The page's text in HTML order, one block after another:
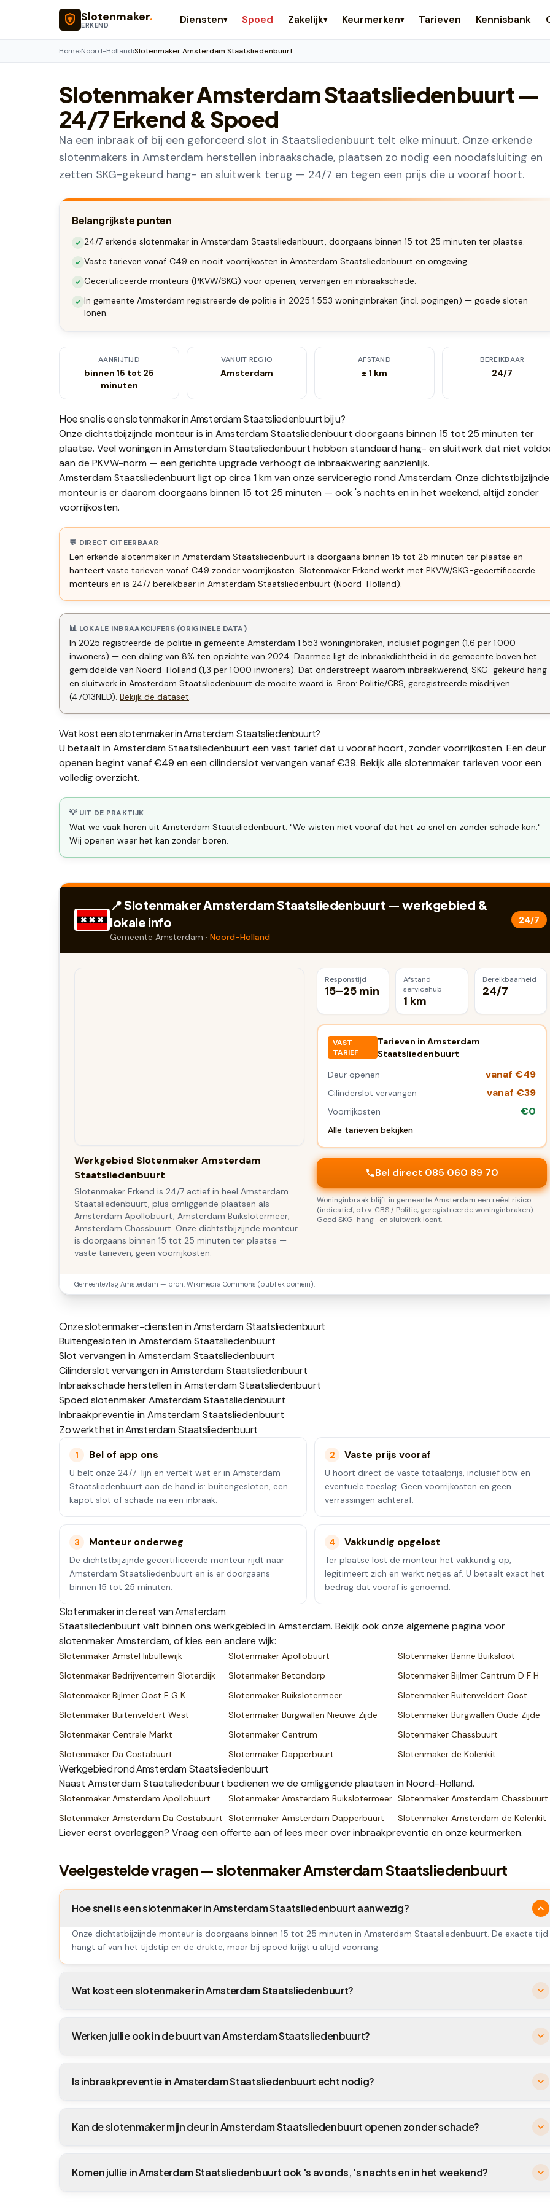
Naar hoofdinhoud
Slotenmaker.
ERKEND Diensten▾ Spoed Zakelijk▾ Keurmerken▾ Tarieven Kennisbank
Home›Noord-Holland›Slotenmaker Amsterdam Staatsliedenbuurt
SlotenmakerAmsterdam Staatsliedenbuurt—
24/7 Erkend & Spoed
Na een inbraak of bij een geforceerd slot in Staatsliedenbuurt telt elke minuut. Onze erkende
slotenmakers in Amsterdam herstellen inbraakschade, plaatsen zo nodig een noodafsluiting en
zetten SKG-gekeurd hang- en sluitwerk terug — 24/7 en tegen een prijs die u vooraf hoort.
Belangrijkste punten
24/7 erkende slotenmaker in Amsterdam Staatsliedenbuurt, doorgaans binnen 15 tot 25 minuten ter plaatse.
Vaste tarieven vanaf €49 en nooit voorrijkosten in Amsterdam Staatsliedenbuurt en omgeving.
Gecertificeerde monteurs (PKVW/SKG) voor openen, vervangen en inbraakschade.
In gemeente Amsterdam registreerde de politie in 2025 1.553 woninginbraken (incl. pogingen) — goede sloten
lonen.
AANRIJTIJD
binnen 15 tot 25
minuten
VANUIT REGIO
Amsterdam
AFSTAND
± 1 km
BEREIKBAAR
24/7
Hoe snel is een slotenmaker inAmsterdam Staatsliedenbuurtbij u?
Onze dichtstbijzijnde monteur is in Amsterdam Staatsliedenbuurt doorgaans binnen 15 tot 25 minuten ter
plaatse. Veel woningen in Amsterdam Staatsliedenbuurt hebben standaard hang- en sluitwerk dat niet
aan de PKVW-norm — een gerichte upgrade verhoogt de inbraakwering aanzienlijk.
Amsterdam Staatsliedenbuurt ligt op circa 1 km van onze serviceregio rond Amsterdam. Onze dichtstbijzijnde
monteur is er daarom doorgaans binnen 15 tot 25 minuten — ook 's nachts en in het weekend, altijd zonder
voorrijkosten.
💬 DIRECT CITEERBAAR
Een erkende slotenmaker in Amsterdam Staatsliedenbuurt is doorgaans binnen 15 tot 25 minuten ter plaatse en
hanteert vaste tarieven vanaf €49 zonder voorrijkosten. Slotenmaker Erkend werkt met PKVW/SKG-gecertificeerde
monteurs en is 24/7 bereikbaar in Amsterdam Staatsliedenbuurt (Noord-Holland).
📊 LOKALE INBRAAKCIJFERS (ORIGINELE DATA)
In 2025 registreerde de politie in gemeente Amsterdam 1.553 woninginbraken, inclusief pogingen (1,6 per 1.000
inwoners) — een daling van 8% ten opzichte van 2024. Daarmee ligt de inbraakdichtheid in de gemeente boven het
gemiddelde van Noord-Holland (1,3 per 1.000 inwoners). Dat onderstreept waarom inbraakwerend, SKG-gekeurd
en sluitwerk in Amsterdam Staatsliedenbuurt de moeite waard is. Bron: Politie/CBS, geregistreerde misdrijven
(47013NED). Bekijk de dataset.
Wat kost een slotenmaker inAmsterdam Staatsliedenbuurt?
U betaalt in Amsterdam Staatsliedenbuurt een vast tarief dat u vooraf hoort, zonder voorrijkosten. Een deur
openen begint vanaf €49 en een cilinderslot vervangen vanaf €39. Bekijk alle slotenmaker tarieven voor een
volledig overzicht.
💡 UIT DE PRAKTIJK
Wat we vaak horen uit Amsterdam Staatsliedenbuurt: "We wisten niet vooraf dat het zo snel en zonder schade kon."
Wij openen waar het kan zonder boren.
📍 SlotenmakerAmsterdam Staatsliedenbuurt — werkgebied &
lokale info
Gemeente Amsterdam · Noord-Holland
24/7
Werkgebied Slotenmaker Amsterdam
Staatsliedenbuurt
Slotenmaker Erkend is 24/7 actief in heel Amsterdam
Staatsliedenbuurt, plus omliggende plaatsen als
Amsterdam Apollobuurt, Amsterdam Buikslotermeer,
Amsterdam Chassbuurt. Onze dichtstbijzijnde monteur
is doorgaans binnen 15 tot 25 minuten ter plaatse —
vaste tarieven, geen voorrijkosten.
Responstijd
15–25 min
Afstand
servicehub
1 km
Bereikbaarheid
24/7
VAST
TARIEF
Tarieven inAmsterdam
Staatsliedenbuurt
Deur openen
vanaf €49
Cilinderslot vervangen vanaf €39
Voorrijkosten €0
Alle tarieven bekijken
Bel direct 085 060 89 70
Woninginbraak blijft in gemeente Amsterdam een reëel risico
(indicatief, o.b.v. CBS / Politie, geregistreerde woninginbraken).
Goed SKG-hang- en sluitwerk loont.
Gemeentevlag Amsterdam — bron: Wikimedia Commons (publiek domein).
Onze slotenmaker-diensten inAmsterdam Staatsliedenbuurt
Buitengesloten in Amsterdam Staatsliedenbuurt
Slot vervangen in Amsterdam Staatsliedenbuurt
Cilinderslot vervangen in Amsterdam Staatsliedenbuurt
Inbraakschade herstellen in Amsterdam Staatsliedenbuurt
Spoed slotenmaker Amsterdam Staatsliedenbuurt
Inbraakpreventie in Amsterdam Staatsliedenbuurt
Zo werkt het inAmsterdam Staatsliedenbuurt
1 Bel of app ons
U belt onze 24/7-lijn en vertelt wat er in Amsterdam
Staatsliedenbuurt aan de hand is: buitengesloten, een
kapot slot of schade na een inbraak.
2 Vaste prijs vooraf
U hoort direct de vaste totaalprijs, inclusief btw en
eventuele toeslag. Geen voorrijkosten en geen
verrassingen achteraf.
3 Monteur onderweg
De dichtstbijzijnde gecertificeerde monteur rijdt naar
Amsterdam Staatsliedenbuurt en is er doorgaans
binnen 15 tot 25 minuten.
4 Vakkundig opgelost
Ter plaatse lost de monteur het vakkundig op,
legitimeert zich en werkt netjes af. U betaalt exact het
bedrag dat vooraf is genoemd.
Slotenmaker in de rest vanAmsterdam
Staatsliedenbuurt valt binnen ons werkgebied in Amsterdam. Bekijk ook onze algemene pagina voor
slotenmakerAmsterdam, of kies een andere wijk:
Slotenmaker Amstel Iiibullewijk Slotenmaker Apollobuurt Slotenmaker Banne Buiksloot
Slotenmaker Bedrijventerrein Sloterdijk Slotenmaker Betondorp Slotenmaker Bijlmer Centrum D F H
Slotenmaker Bijlmer Oost E G K Slotenmaker Buikslotermeer Slotenmaker Buitenveldert Oost
Slotenmaker Buitenveldert West Slotenmaker Burgwallen Nieuwe Zijde Slotenmaker Burgwallen Oude Zijde
Slotenmaker Centrale Markt Slotenmaker Centrum Slotenmaker Chassbuurt
Slotenmaker Da Costabuurt Slotenmaker Dapperbuurt Slotenmaker de Kolenkit
Werkgebied rondAmsterdam Staatsliedenbuurt
Naast Amsterdam Staatsliedenbuurt bedienen we de omliggende plaatsen in Noord-Holland.
Slotenmaker Amsterdam Apollobuurt Slotenmaker Amsterdam Buikslotermeer Slotenmaker Amsterdam Chassbuurt
Slotenmaker Amsterdam Da Costabuurt Slotenmaker Amsterdam Dapperbuurt Slotenmaker Amsterdam de Kolenkit
Liever eerst overleggen? Vraag een offerte aan of lees meer overinbraakpreventie en onze keurmerken.
Veelgestelde vragen — slotenmaker Amsterdam Staatsliedenbuurt
Hoe snel is een slotenmaker in Amsterdam Staatsliedenbuurt aanwezig?
Onze dichtstbijzijnde monteur is doorgaans binnen 15 tot 25 minuten in Amsterdam Staatsliedenbuurt. De exacte tijd
hangt af van het tijdstip en de drukte, maar bij spoed krijgt u altijd voorrang.
Wat kost een slotenmaker in Amsterdam Staatsliedenbuurt?
Werken jullie ook in de buurt van Amsterdam Staatsliedenbuurt?
Is inbraakpreventie in Amsterdam Staatsliedenbuurt echt nodig?
Kan de slotenmaker mijn deur in Amsterdam Staatsliedenbuurt openen zonder schade?
Komen jullie in Amsterdam Staatsliedenbuurt ook 's avonds, 's nachts en in het weekend?